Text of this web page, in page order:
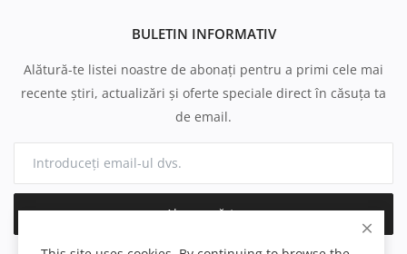
BULETIN INFORMATIV
Alătură-te listei noastre de abonați pentru a primi cele mai
recente știri, actualizări și oferte speciale direct în căsuța ta
de email.
Abonează-te